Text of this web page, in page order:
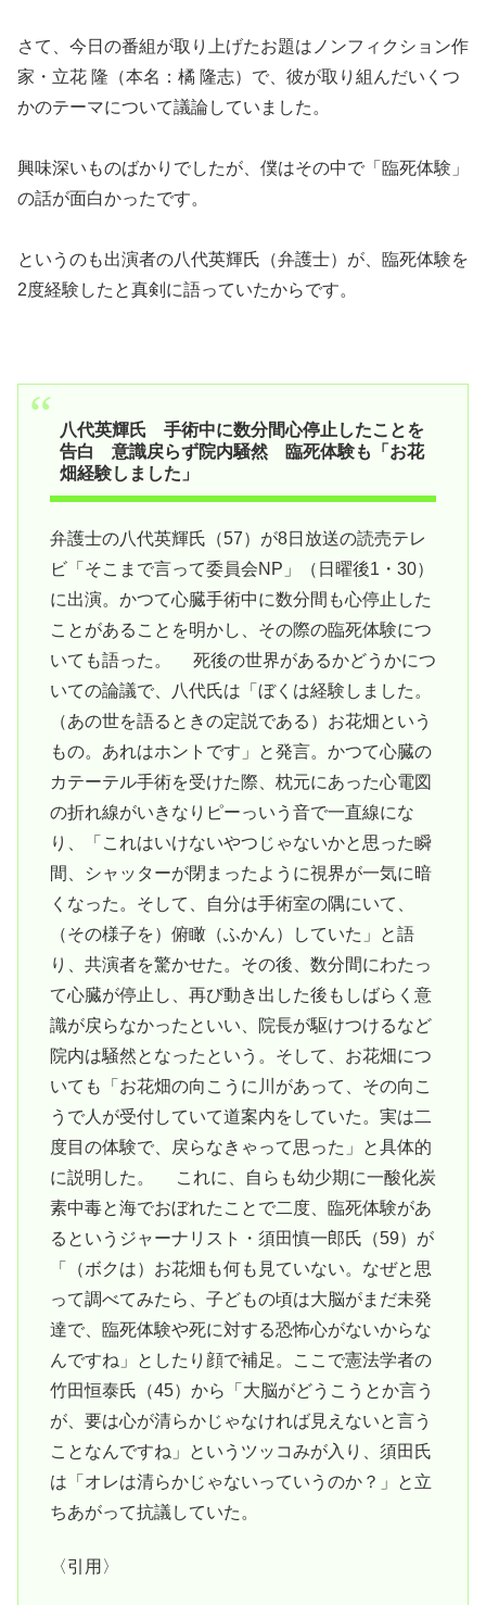
さて、今日の番組が取り上げたお題はノンフィクション作
家・立花 隆（本名：橘 隆志）で、彼が取り組んだいくつ
かのテーマについて議論していました。
興味深いものばかりでしたが、僕はその中で「臨死体験」
の話が面白かったです。
というのも出演者の八代英輝氏（弁護士）が、臨死体験を
2度経験したと真剣に語っていたからです。
八代英輝氏 手術中に数分間心停止したことを
告白 意識戻らず院内騒然 臨死体験も「お花
畑経験しました」
弁護士の八代英輝氏（57）が8日放送の読売テレ
ビ「そこまで言って委員会NP」（日曜後1・30）
に出演。かつて心臓手術中に数分間も心停止した
ことがあることを明かし、その際の臨死体験につ
いても語った。 死後の世界があるかどうかにつ
いての論議で、八代氏は「ぼくは経験しました。
（あの世を語るときの定説である）お花畑という
もの。あれはホントです」と発言。かつて心臓の
カテーテル手術を受けた際、枕元にあった心電図
の折れ線がいきなりピーっいう音で一直線にな
り、「これはいけないやつじゃないかと思った瞬
間、シャッターが閉まったように視界が一気に暗
くなった。そして、自分は手術室の隅にいて、
（その様子を）俯瞰（ふかん）していた」と語
り、共演者を驚かせた。その後、数分間にわたっ
て心臓が停止し、再び動き出した後もしばらく意
識が戻らなかったといい、院長が駆けつけるなど
院内は騒然となったという。そして、お花畑につ
いても「お花畑の向こうに川があって、その向こ
うで人が受付していて道案内をしていた。実は二
度目の体験で、戻らなきゃって思った」と具体的
に説明した。 これに、自らも幼少期に一酸化炭
素中毒と海でおぼれたことで二度、臨死体験があ
るというジャーナリスト・須田慎一郎氏（59）が
「（ボクは）お花畑も何も見ていない。なぜと思
って調べてみたら、子どもの頃は大脳がまだ未発
達で、臨死体験や死に対する恐怖心がないからな
んですね」としたり顔で補足。ここで憲法学者の
竹田恒泰氏（45）から「大脳がどうこうとか言う
が、要は心が清らかじゃなければ見えないと言う
ことなんですね」というツッコみが入り、須田氏
は「オレは清らかじゃないっていうのか？」と立
ちあがって抗議していた。
〈引用〉